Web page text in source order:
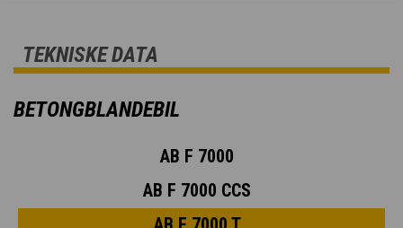
TEKNISKE DATA
BETONGBLANDEBIL
AB F 7000
AB F 7000 CCS